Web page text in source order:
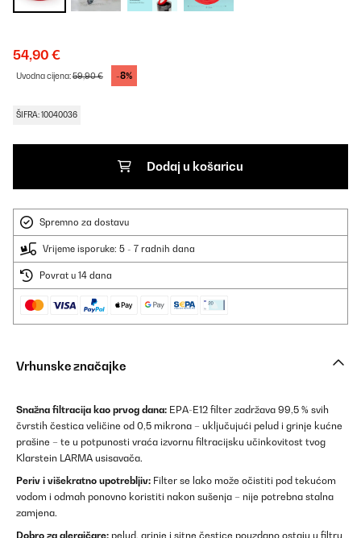
54,90 €
Uvodna cijena:59,90 € -8%
ŠIFRA: 10040036
Dodaj u košaricu
Spremno za dostavu
Vrijeme isporuke: 5 - 7 radnih dana
Povrat u 14 dana
Vrhunske značajke
Snažna filtracija kao prvog dana: EPA-E12 filter zadržava 99,5 % svih
čvrstih čestica veličine od 0,5 mikrona – uključujući pelud i grinje kućne
prašine – te u potpunosti vraća izvornu filtracijsku učinkovitost tvog
Klarstein LARMA usisavača.
Periv i višekratno upotrebljiv: Filter se lako može očistiti pod tekućom
vodom i odmah ponovno koristiti nakon sušenja – nije potrebna stalna
zamjena.
Dobro za alergičare: pelud, grinje i sitne čestice pouzdano ostaju u filtru